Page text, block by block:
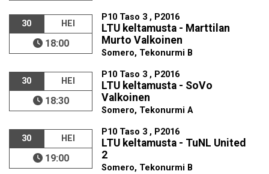
30 HEI
18:00
P10 Taso 3 , P2016
LTU keltamusta - Marttilan
Murto Valkoinen
Somero, Tekonurmi B
30 HEI
18:30
P10 Taso 3 , P2016
LTU keltamusta - SoVo
Valkoinen
Somero, Tekonurmi A
30 HEI
19:00
P10 Taso 3 , P2016
LTU keltamusta - TuNL United
2
Somero, Tekonurmi B